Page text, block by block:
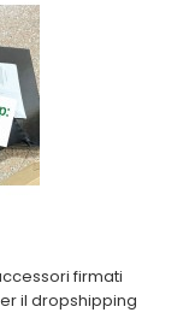
firmati
il dropshipping